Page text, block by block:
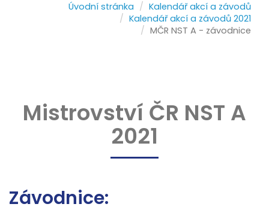
Úvodní stránka
Kalendář akcí a závodů
Kalendář akcí a závodů 2021
MČR NST A - závodnice
Mistrovství ČR NST A
2021
Závodnice: